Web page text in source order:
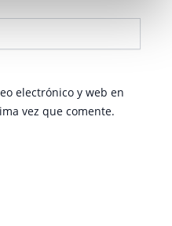
electrónico y web en
vez que comente.